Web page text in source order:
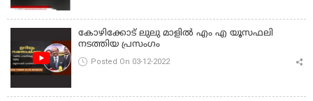
കോഴിക്കോട് ലുലു മാളിൽ എം എ യൂസഫലി
നടത്തിയ പ്രസംഗം
Posted On 03-12-2022